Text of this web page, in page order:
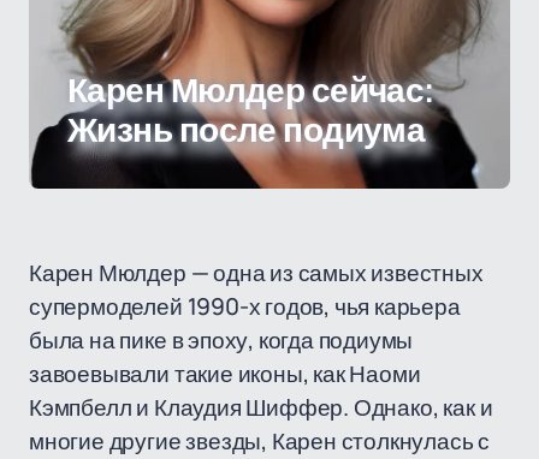
Карен Мюлдер сейчас:
Жизнь после подиума
Карен Мюлдер — одна из самых известных
супермоделей 1990-х годов, чья карьера
была на пике в эпоху, когда подиумы
завоевывали такие иконы, как Наоми
Кэмпбелл и Клаудия Шиффер. Однако, как и
многие другие звезды, Карен столкнулась с